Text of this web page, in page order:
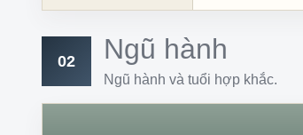
02 Ngũ hành
Ngũ hành và tuổi hợp khắc.